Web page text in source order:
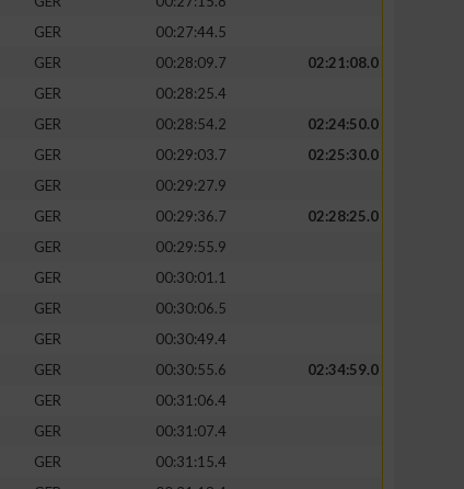
GER
00:27:44.5
GER 00:28:09.7
02:21:08.0
GER
00:28:25.4
GER 00:28:54.2
02:24:50.0
GER 00:29:03.7
02:25:30.0
GER
00:29:27.9
GER 00:29:36.7
02:28:25.0
GER
00:29:55.9
GER
00:30:01.1
GER
00:30:06.5
GER
00:30:49.4
GER 00:30:55.6
02:34:59.0
GER
00:31:06.4
GER
00:31:07.4
GER
00:31:15.4